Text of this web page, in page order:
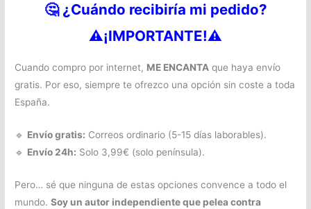
🤔 ¿Cuándo recibiría mi pedido?
⚠️¡IMPORTANTE!⚠️
Cuando compro por internet, ME ENCANTA que haya envío
gratis. Por eso, siempre te ofrezco una opción sin coste a toda
España.
🔹 Envío gratis: Correos ordinario (5-15 días laborables).
🔹 Envío 24h: Solo 3,99€ (solo península).
Pero… sé que ninguna de estas opciones convence a todo el
mundo.Soy un autor independiente que pelea contra